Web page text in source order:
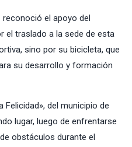
el apoyo del
el traslado a la sede de esta
sino por su bicicleta, que
su desarrollo y formación
del municipio de
lugar, luego de enfrentarse
obstáculos durante el